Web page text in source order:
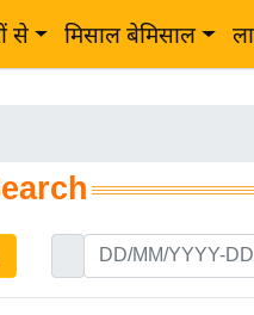
से मिसाल बेमिसाल